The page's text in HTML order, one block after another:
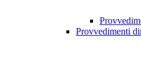
Provvedimenti